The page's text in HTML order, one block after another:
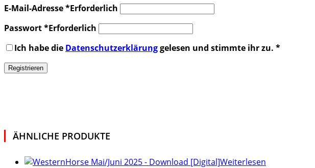
E-Mail-Adresse*Erforderlich
Passwort*Erforderlich
Ich habe die Datenschutzerklärunggelesen und stimmte ihr zu. *
Registrieren
ÄHNLICHE PRODUKTE
Weiterlesen